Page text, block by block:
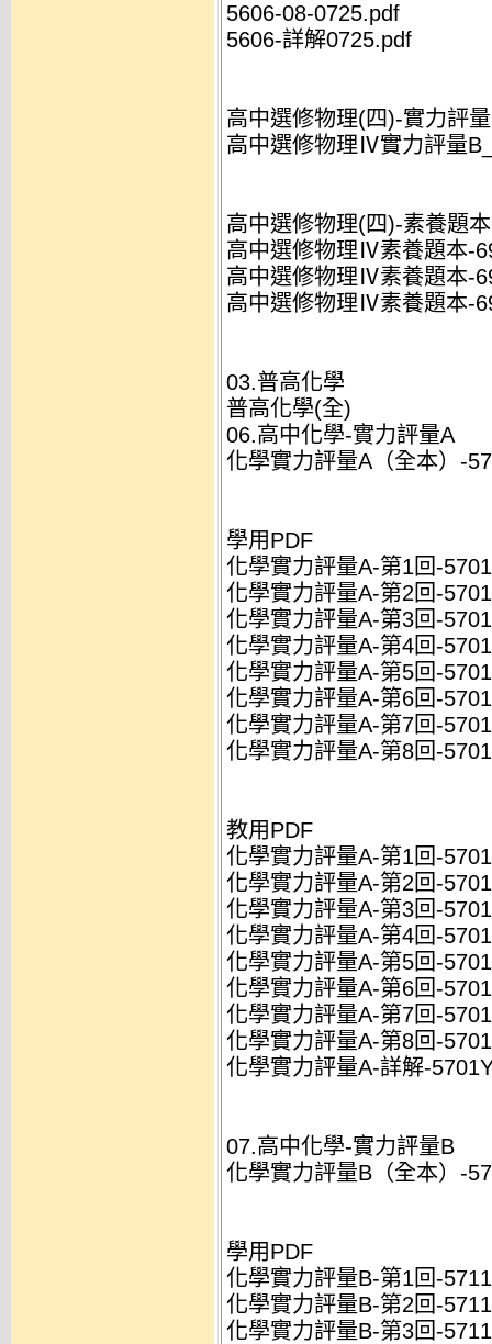
5606-08-0725.pdf
5606-詳解0725.pdf
高中選修物理(四)-實力評
高中選修物理Ⅳ實力評量
高中選修物理(四)-素養題
高中選修物理Ⅳ素養題本-
高中選修物理Ⅳ素養題本-
高中選修物理Ⅳ素養題本-
03.普高化學
普高化學(全)
06.高中化學-實力評量A
化學實力評量A（全本）-
學用PDF
化學實力評量A-第1回-
化學實力評量A-第2回-
化學實力評量A-第3回-
化學實力評量A-第4回-
化學實力評量A-第5回-
化學實力評量A-第6回-
化學實力評量A-第7回-
化學實力評量A-第8回-
教用PDF
化學實力評量A-第1回-
化學實力評量A-第2回-
化學實力評量A-第3回-
化學實力評量A-第4回-
化學實力評量A-第5回-
化學實力評量A-第6回-
化學實力評量A-第7回-
化學實力評量A-第8回-
化學實力評量A-詳解-
07.高中化學-實力評量B
化學實力評量B（全本）-
學用PDF
化學實力評量B-第1回-
化學實力評量B-第2回-
化學實力評量B-第3回-